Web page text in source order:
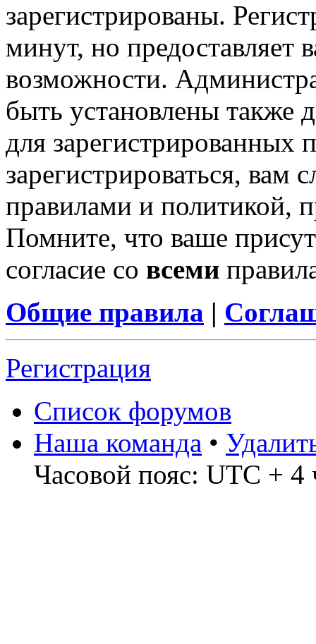
зарегистрированы.
минут, но предоставляет
возможности.
быть установлены также
для зарегистрированных
зарегистрироваться, вам
правилами и политикой,
Помните, что ваше
согласие со всеми
Общие правила |
Регистрация
Список форумов
Наша команда •
Часовой пояс: UTC + 4